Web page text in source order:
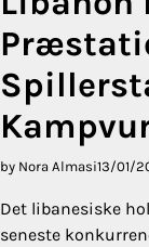
by Nora Almasi13/01/
Det libanesiske
seneste